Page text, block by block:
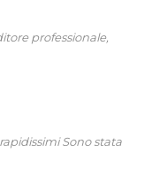
professionale,
Sono stata